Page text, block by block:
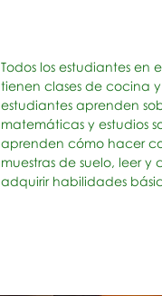
Todos los estudiantes en
tienen clases de cocina y
estudiantes aprenden
matemáticas y estudios
aprenden cómo hacer
muestras de suelo, leer y
adquirir habilidades